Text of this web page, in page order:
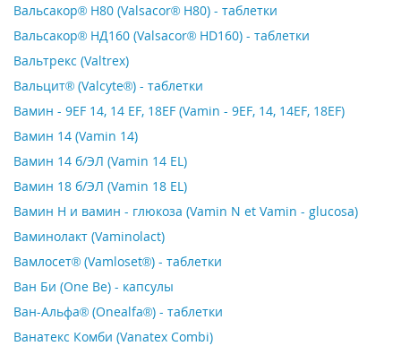
Вальсакор® Н80 (Valsacor® H80) - таблетки
Вальсакор® НД160 (Valsacor® HD160) - таблетки
Вальтрекс (Valtrex)
Вальцит® (Valcyte®) - таблетки
Вамин - 9EF 14, 14 EF, 18EF (Vamin - 9EF, 14, 14EF, 18EF)
Вамин 14 (Vamin 14)
Вамин 14 б/ЭЛ (Vamin 14 EL)
Вамин 18 б/ЭЛ (Vamin 18 EL)
Вамин Н и вамин - глюкоза (Vamin N et Vamin - glucosa)
Ваминолакт (Vaminolact)
Вамлосет® (Vamloset®) - таблетки
Ван Би (One Be) - капсулы
Ван-Альфа® (Onealfa®) - таблетки
Ванатекс Комби (Vanatex Combi)